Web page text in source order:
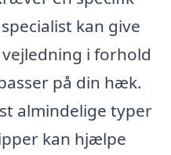
kan give
i forhold
på din hæk.
almindelige typer
kan hjælpe